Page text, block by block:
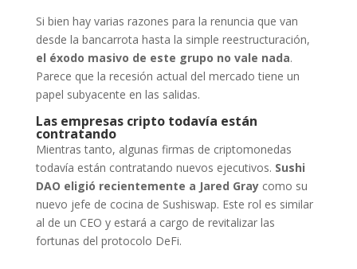
Si bien hay varias razones para la renuncia que van
desde la bancarrota hasta la simple reestructuración,
el éxodo masivo de este grupo no vale nada.
Parece que la recesión actual del mercado tiene un
papel subyacente en las salidas.
Las empresas cripto todavía están
contratando
Mientras tanto, algunas firmas de criptomonedas
todavía están contratando nuevos ejecutivos. Sushi
DAO eligió recientemente a Jared Graycomo su
nuevo jefe de cocina de Sushiswap. Este rol es similar
al de un CEO y estará a cargo de revitalizar las
fortunas del protocolo DeFi.